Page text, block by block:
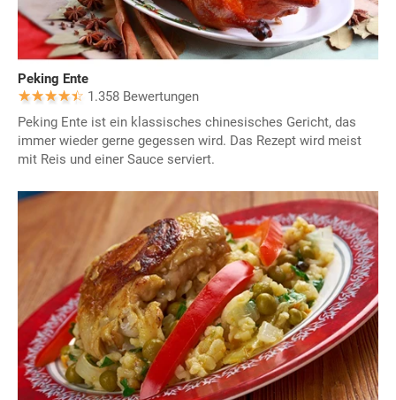
Peking Ente
1.358 Bewertungen
Peking Ente ist ein klassisches chinesisches Gericht, das
immer wieder gerne gegessen wird. Das Rezept wird meist
mit Reis und einer Sauce serviert.